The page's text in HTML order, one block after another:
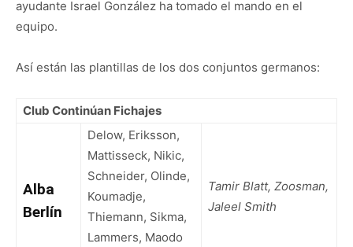
ayudante Israel González ha tomado el mando en el
equipo.
Así están las plantillas de los dos conjuntos germanos:
Club Continúan Fichajes
Alba
Berlín
Delow, Eriksson,
Mattisseck, Nikic,
Schneider, Olinde,
Koumadje,
Thiemann, Sikma,
Lammers, Maodo
Tamir Blatt, Zoosman,
Jaleel Smith